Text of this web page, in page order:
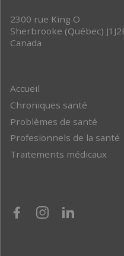
2300 rue King O
Sherbrooke (Québec)
Canada
Accueil
Chroniques santé
Problèmes de santé
Profesionnels de la santé
Traitements médicaux